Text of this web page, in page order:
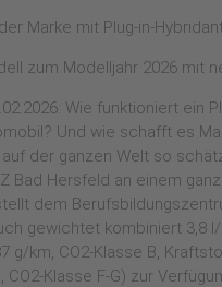
Marke mit Plug-in-
zum Modelljahr 2026 mit
Wie funktioniert ein
Und wie schafft es
der ganzen Welt so
Bad Hersfeld an einem
dem
gewichtet kombiniert 3,8
g/km, CO2-Klasse B,
CO2-Klasse F-G) zur